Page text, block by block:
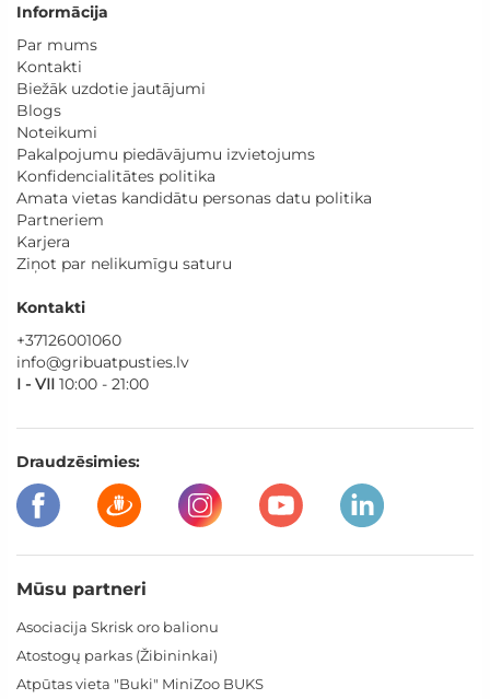
Informācija
Par mums
Kontakti
Biežāk uzdotie jautājumi
Blogs
Noteikumi
Pakalpojumu piedāvājumu izvietojums
Konfidencialitātes politika
Amata vietas kandidātu personas datu politika
Partneriem
Karjera
Ziņot par nelikumīgu saturu
Kontakti
+37126001060
info@gribuatpusties.lv
I - VII 10:00 - 21:00
Draudzēsimies:
Mūsu partneri
Asociacija Skrisk oro balionu
Atostogų parkas (Žibininkai)
Atpūtas vieta "Buki" MiniZoo BUKS